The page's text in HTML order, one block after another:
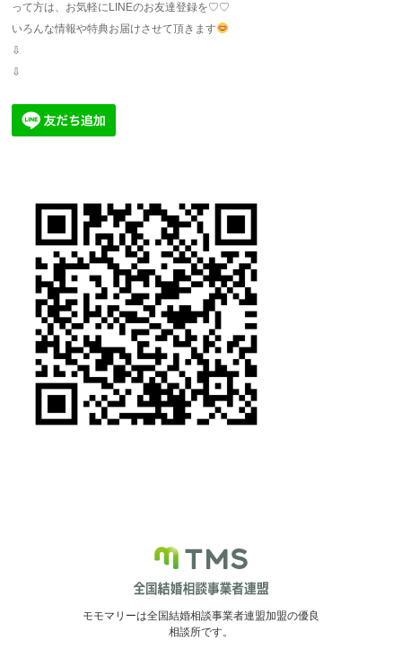
って方は、お気軽にLINEのお友達登録を♡♡
いろんな情報や特典お届けさせて頂きます
⇩
⇩
モモマリーは全国結婚相談事業者連盟加盟の優良
相談所です。